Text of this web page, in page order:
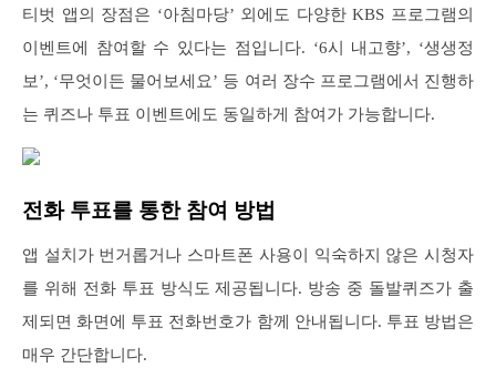
티벗 앱의 장점은 ‘아침마당’ 외에도 다양한 KBS 프로그램의
이벤트에 참여할 수 있다는 점입니다. ‘6시 내고향’, ‘생생정
보’, ‘무엇이든 물어보세요’ 등 여러 장수 프로그램에서 진행하
는 퀴즈나 투표 이벤트에도 동일하게 참여가 가능합니다.
전화 투표를 통한 참여 방법
앱 설치가 번거롭거나 스마트폰 사용이 익숙하지 않은 시청자
를 위해 전화 투표 방식도 제공됩니다. 방송 중 돌발퀴즈가 출
제되면 화면에 투표 전화번호가 함께 안내됩니다. 투표 방법은
매우 간단합니다.